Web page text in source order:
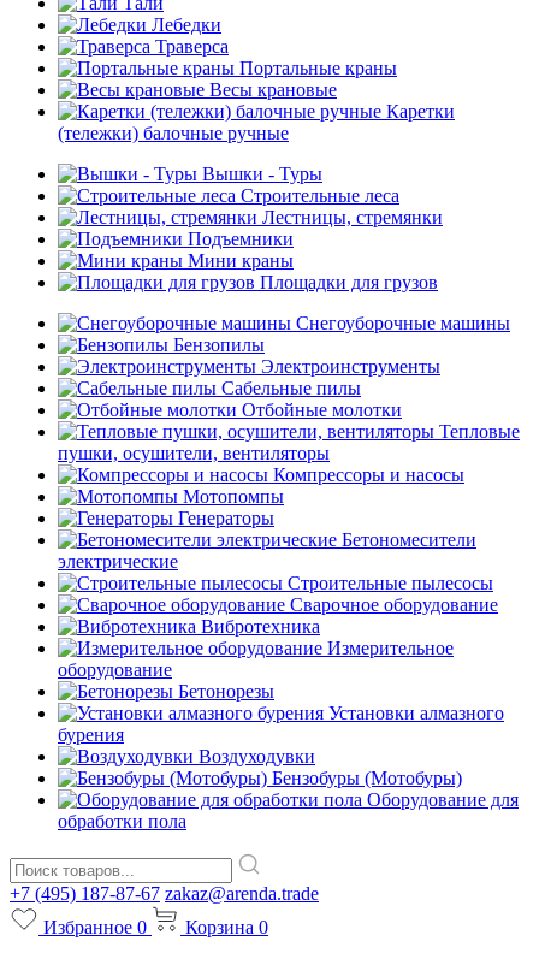
Лебедки
Траверса
Портальные краны
Весы крановые
Каретки
(тележки) балочные ручные
Вышки - Туры
Строительные леса
Лестницы, стремянки
Подъемники
Мини краны
Площадки для грузов
Снегоуборочные машины
Бензопилы
Электроинструменты
Сабельные пилы
Отбойные молотки
Тепловые
пушки, осушители, вентиляторы
Компрессоры и насосы
Мотопомпы
Генераторы
Бетономесители
электрические
Строительные пылесосы
Сварочное оборудование
Вибротехника
Измерительное
оборудование
Бетонорезы
Установки алмазного
бурения
Воздуходувки
Бензобуры (Мотобуры)
Оборудование для
обработки пола
+7 (495) 187-87-67 zakaz@arenda.trade
Избранное 0 Корзина 0